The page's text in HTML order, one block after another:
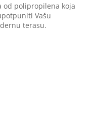
od polipropilena koja
Vašu
terasu.